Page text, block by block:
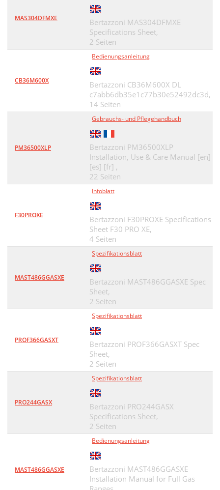
MAS304DFMXE
Bertazzoni MAS304DFMXE
Specifications Sheet,
2 Seiten
CB36M600X
Bedienungsanleitung
Bertazzoni CB36M600X DL
c7abb6db35e1c77b30e52492dc3d,
14 Seiten
PM36500XLP
Gebrauchs- und Pflegehandbuch
Bertazzoni PM36500XLP
Installation, Use & Care Manual [en]
[es] [fr] ,
22 Seiten
F30PROXE
Infoblatt
Bertazzoni F30PROXE Specifications
Sheet F30 PRO XE,
4 Seiten
MAST486GGASXE
Spezifikationsblatt
Bertazzoni MAST486GGASXE Spec
Sheet,
2 Seiten
PROF366GASXT
Spezifikationsblatt
Bertazzoni PROF366GASXT Spec
Sheet,
2 Seiten
PRO244GASX
Spezifikationsblatt
Bertazzoni PRO244GASX
Specifications Sheet,
2 Seiten
MAST486GGASXE
Bedienungsanleitung
Bertazzoni MAST486GGASXE
Installation Manual for Full Gas